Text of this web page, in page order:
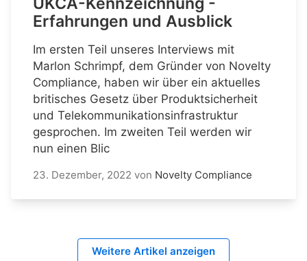
Erfahrungen und Ausblick
Im ersten Teil unseres Interviews mit
Marlon Schrimpf, dem Gründer von Novelty
Compliance, haben wir über ein aktuelles
britisches Gesetz über Produktsicherheit
und Telekommunikationsinfrastruktur
gesprochen. Im zweiten Teil werden wir
nun einen Blic
23. Dezember, 2022 von Novelty Compliance
Weitere Artikel anzeigen